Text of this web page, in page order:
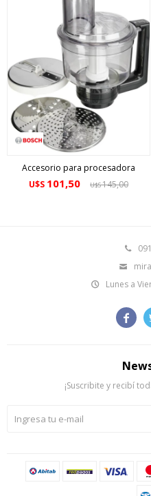
Accesorio para procesadora
U$S 101,50 U$S145,00
Lunes a

¡Suscribite y recibí